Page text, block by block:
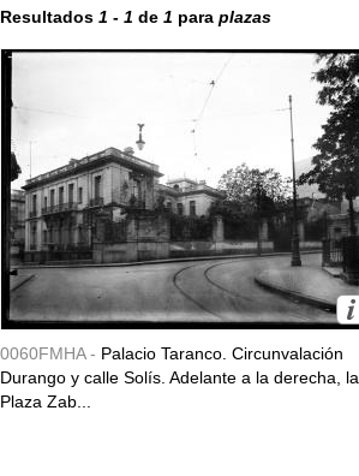
Resultados 1 - 1 de 1 para plazas
0060FMHA - Palacio Taranco. Circunvalación
Durango y calle Solís. Adelante a la derecha, la
Plaza Zab...